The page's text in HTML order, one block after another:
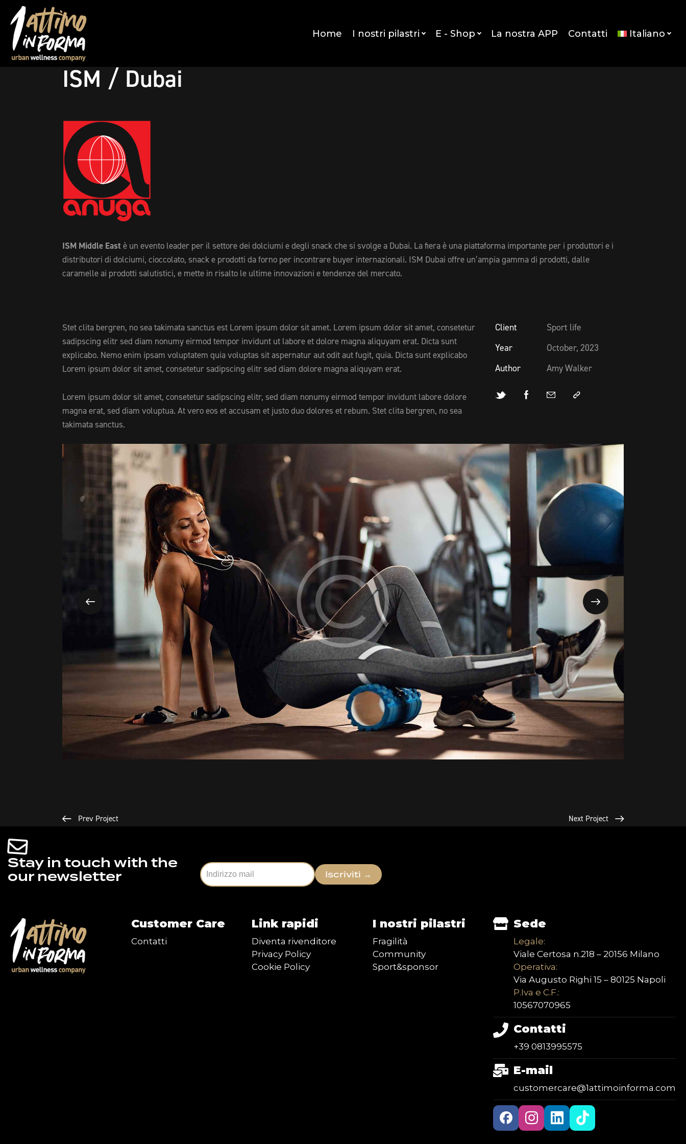
Home I nostri pilastri E - Shop La nostra APP Contatti Italiano
ISM / Dubai
ISM Middle East è un evento leader per il settore dei dolciumi e degli snack che si svolge a Dubai. La fiera è una piattaforma importante per i produttori e i
distributori di dolciumi, cioccolato, snack e prodotti da forno per incontrare buyer internazionali. ISM Dubai offre un’ampia gamma di prodotti, dalle
caramelle ai prodotti salutistici, e mette in risalto le ultime innovazioni e tendenze del mercato.
Stet clita bergren, no sea takimata sanctus est Lorem ipsum dolor sit amet. Lorem ipsum dolor sit amet, consetetur
sadipscing elitr sed diam nonumy eirmod tempor invidunt ut labore et dolore magna aliquyam erat. Dicta sunt
explicabo. Nemo enim ipsam voluptatem quia voluptas sit aspernatur aut odit aut fugit, quia. Dicta sunt explicabo
Lorem ipsum dolor sit amet, consetetur sadipscing elitr sed diam dolore magna aliquyam erat.
Lorem ipsum dolor sit amet, consetetur sadipscing elitr, sed diam nonumy eirmod tempor invidunt labore dolore
magna erat, sed diam voluptua. At vero eos et accusam et justo duo dolores et rebum. Stet clita bergren, no sea
takimata sanctus.
Client
Sport life
Year
October, 2023
Author
Amy Walker
Prev Project Next Project
Stay in touch with the
our newsletter Iscriviti →
Customer Care
Contatti
Link rapidi
Diventa rivenditore
Privacy Policy
Cookie Policy
I nostri pilastri
Fragilità
Community
Sport&sponsor
Sede
Legale:
Viale Certosa n.218 – 20156 Milano
Operativa:
Via Augusto Righi 15 – 80125 Napoli
P.Iva e C.F.:
10567070965
Contatti
+39 0813995575
E-mail
customercare@1attimoinforma.com